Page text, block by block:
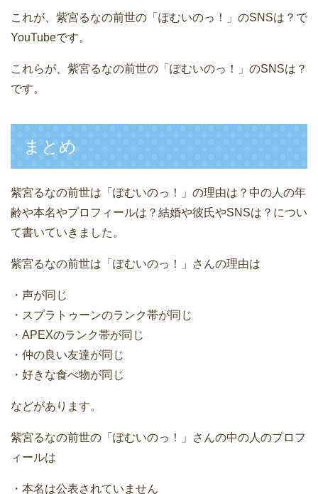
これが、紫宮るなの前世の「ぽむいのっ！」のSNSは？で
YouTubeです。
これらが、紫宮るなの前世の「ぽむいのっ！」のSNSは？
です。
まとめ
紫宮るなの前世は「ぽむいのっ！」の理由は？中の人の年
齢や本名やプロフィールは？結婚や彼氏やSNSは？につい
て書いていきました。
紫宮るなの前世は「ぽむいのっ！」さんの理由は
・声が同じ
・スプラトゥーンのランク帯が同じ
・APEXのランク帯が同じ
・仲の良い友達が同じ
・好きな食べ物が同じ
などがあります。
紫宮るなの前世の「ぽむいのっ！」さんの中の人のプロフ
ィールは
・本名は公表されていません